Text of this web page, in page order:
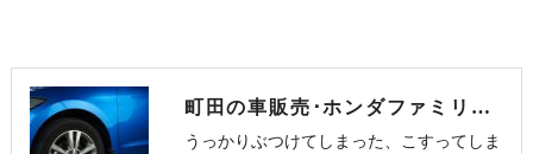
町田の車販売･ホンダファミリー東京のお客様の声
うっかりぶつけてしまった、こすってしま